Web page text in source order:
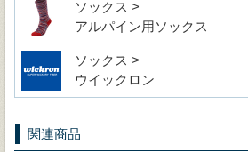
ソックス >
アルパイン用ソックス
ソックス >
ウイックロン
関連商品